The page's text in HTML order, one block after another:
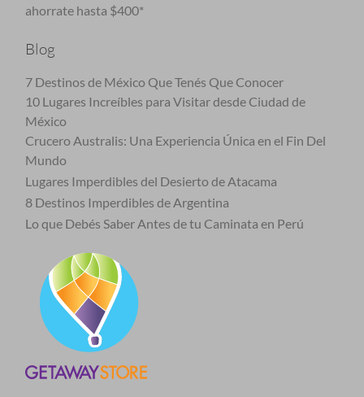
ahorrate hasta $400*
Blog
7 Destinos de México Que Tenés Que Conocer
10 Lugares Increíbles para Visitar desde Ciudad de
México
Crucero Australis: Una Experiencia Única en el Fin Del
Mundo
Lugares Imperdibles del Desierto de Atacama
8 Destinos Imperdibles de Argentina
Lo que Debés Saber Antes de tu Caminata en Perú